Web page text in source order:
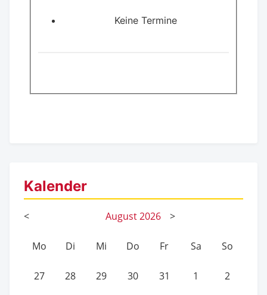
Keine Termine
Kalender
< August2026 >
Mo Di Mi Do Fr Sa So
27 28 29 30 31 1 2